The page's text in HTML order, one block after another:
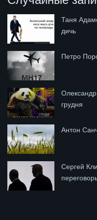
Таня
дичь
Петро
грудня
Антон
Сергей